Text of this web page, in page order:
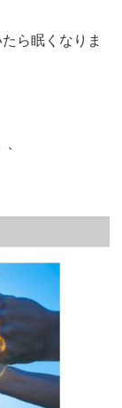
ら眠くなりま